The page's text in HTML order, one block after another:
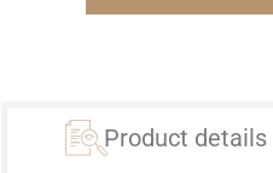
Product details